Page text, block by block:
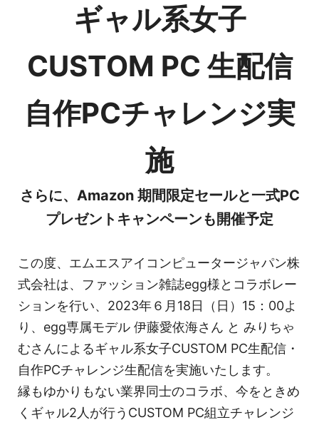
ギャル系女子
CUSTOM PC 生配信
自作PCチャレンジ実
施
さらに、Amazon 期間限定セールと一式PC
プレゼントキャンペーンも開催予定
この度、エムエスアイコンピュータージャパン株
式会社は、ファッション雑誌egg様とコラボレー
ションを行い、2023年６月18日（日）15：00よ
り、egg専属モデル 伊藤愛依海さん と みりちゃ
むさんによるギャル系女子CUSTOM PC生配信・
自作PCチャレンジ生配信を実施いたします。
縁もゆかりもない業界同士のコラボ、今をときめ
くギャル2人が行うCUSTOM PC組立チャレンジ